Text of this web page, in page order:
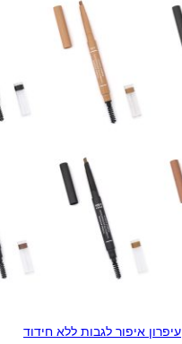
עיפרון איפור לגבות ללא חידוד